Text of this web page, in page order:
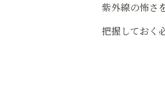
紫外線の怖さ
把握しておく